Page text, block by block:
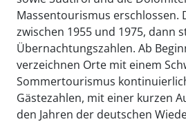
Massentourismus erschlossen.
zwischen 1955 und 1975, dann
Übernachtungszahlen. Ab
verzeichnen Orte mit einem
Sommertourismus
Gästezahlen, mit einer kurzen
den Jahren der deutschen